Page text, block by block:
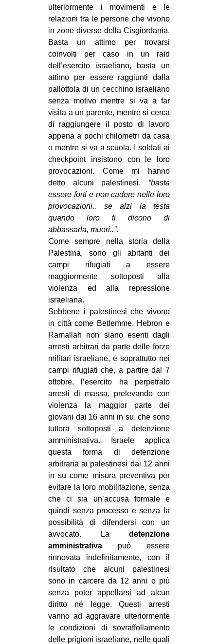
EUROPA
MEDIO ORIENTE
MONDO
in
Fb
tw
bsky
ms
SEARCH
ulteriormente i movimenti e le
relazioni tra le persone che vivono
in zone diverse della Cisgiordania.
Basta un attimo per trovarsi
coinvolti per caso in un raid
dell’esercito israeliano, basta un
attimo per essere raggiunti dalla
pallottola di un cecchino israeliano
senza motivo mentre si va a far
visita a un parente, mentre si cerca
di raggiungere il posto di lavoro
appena a pochi chilometri da casa
o mentre si va a scuola. I soldati ai
checkpoint insistono con le loro
provocazioni. Come mi hanno
detto alcuni palestinesi, “basta
essere forti e non cadere nelle loro
provocazioni.. se alzi la testa
quando loro ti dicono di
abbassarla, muori..”.
Come sempre nella storia della
Palestina, sono gli abitanti dei
campi rifugiati a essere
maggiormente sottoposti alla
violenza ed alla repressione
israeliana.
Sebbene i palestinesi che vivono
in città come Betlemme, Hebron e
Ramallah non siano esenti dagli
arresti arbitrari da parte delle forze
militari israeliane, è soprattutto nei
campi rifugiati che, a partire dal 7
ottobre, l’esercito ha perpetrato
arresti di massa, prelevando con
violenza la maggior parte dei
giovani dai 16 anni in su, che sono
tuttora sottoposti a detenzione
amministrativa. Israele applica
questa forma di detenzione
arbitraria ai palestinesi dai 12 anni
in su come misura preventiva per
evitare la loro mobilitazione, senza
che ci sia un’accusa formale e
quindi senza processo e senza la
possibilità di difendersi con un
avvocato. La detenzione
amministrativa può essere
rinnovata indefinitamente, con il
risultato che alcuni palestinesi
sono in carcere da 12 anni o più
senza poter appellarsi ad alcun
diritto né legge. Questi arresti
vanno ad aggravare ulteriormente
le condizioni di sovraffollamento
delle prigioni israeliane, nelle quali